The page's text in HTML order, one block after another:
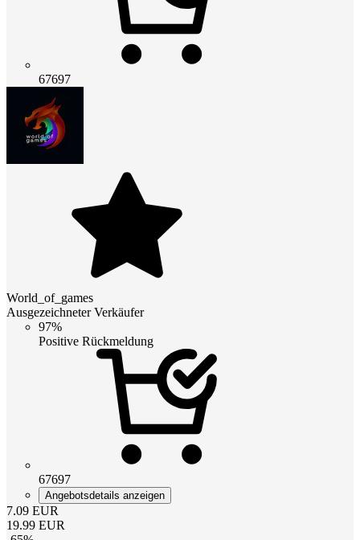
67697
World_of_games
Ausgezeichneter Verkäufer
97%
Positive Rückmeldung
67697
Angebotsdetails anzeigen
7.09 EUR
19.99 EUR